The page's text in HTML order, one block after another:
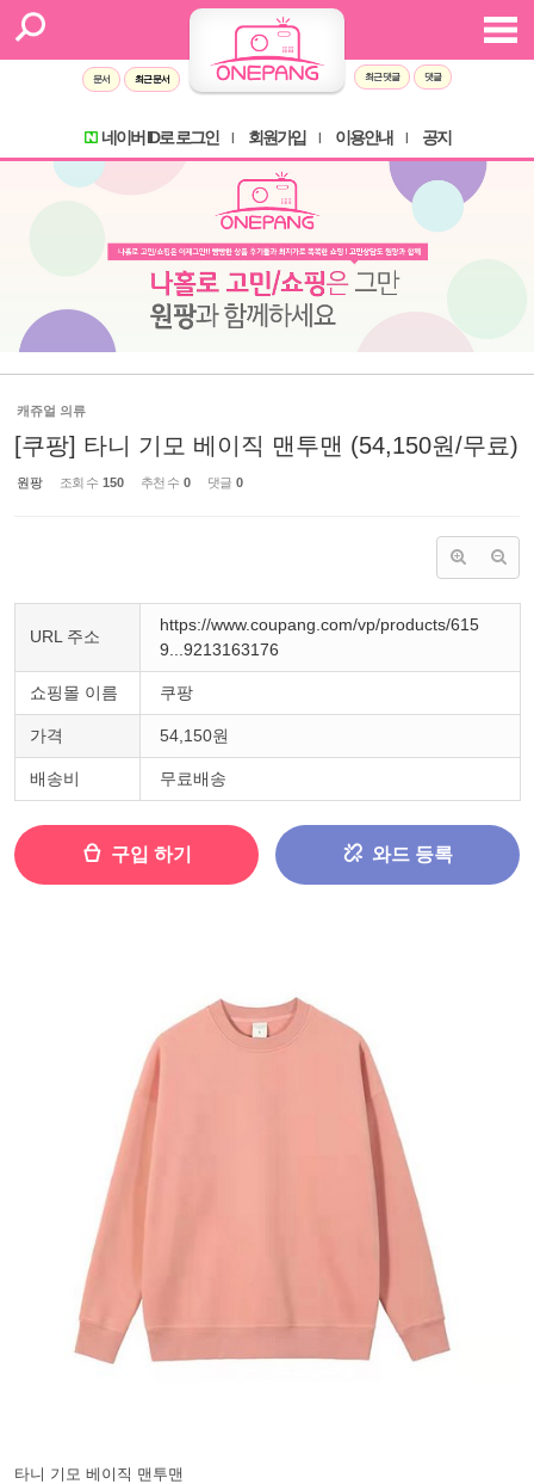
문서 최근 문서 최근 댓글 댓글
네이버 ID로 로그인 회원가입 이용안내 공지
캐쥬얼 의류
[쿠팡] 타니 기모 베이직 맨투맨 (54,150원/무료)
원팡 조회 수 150 추천 수 0 댓글 0
URL 주소
https://www.coupang.com/vp/products/615
9...9213163176
쇼핑몰 이름 쿠팡
가격 54,150원
배송비 무료배송
구입 하기 와드 등록
타니 기모 베이직 맨투맨